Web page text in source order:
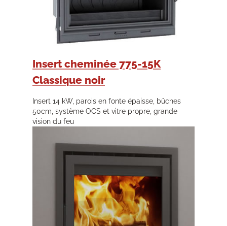
Insert cheminée 775-15K
Classique noir
Insert 14 kW, parois en fonte épaisse, bûches
50cm, système OCS et vitre propre, grande
vision du feu